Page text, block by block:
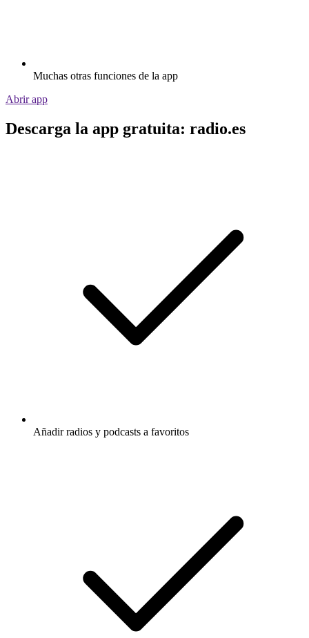
Muchas otras funciones de la app
Abrir app
Descarga la app gratuita: radio.es
Añadir radios y podcasts a favoritos